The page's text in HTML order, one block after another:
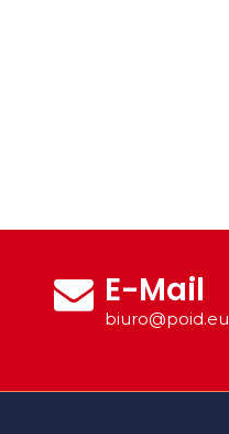
E-Mail
biuro@poid.eu